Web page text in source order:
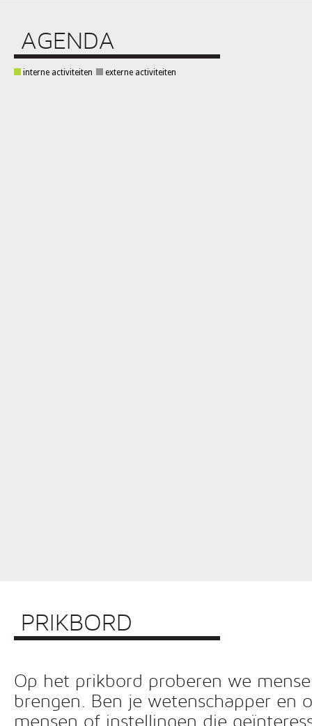
AGENDA
interne activiteiten externe activiteiten
PRIKBORD
Op het prikbord proberen we
brengen. Ben je wetenschapper en
mensen of instellingen die